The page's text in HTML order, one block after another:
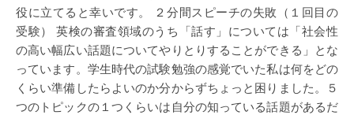
役に立てると幸いです。 ２分間スピーチの失敗（１回目の
受験） 英検の審査領域のうち「話す」については「社会性
の高い幅広い話題についてやりとりすることができる」とな
っています。学生時代の試験勉強の感覚でいた私は何をどの
くらい準備したらよいのか分からずちょっと困りました。５
つのトピックの１つくらいは自分の知っている話題があるだ